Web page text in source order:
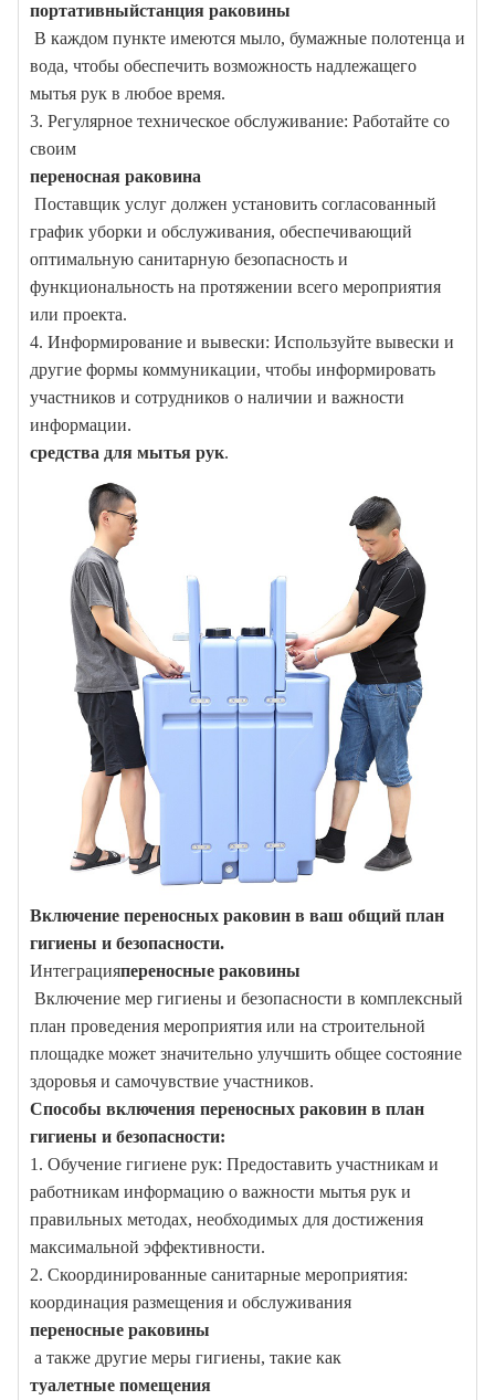
портативныйстанция раковины
В каждом пункте имеются мыло, бумажные полотенца и
вода, чтобы обеспечить возможность надлежащего
мытья рук в любое время.
3. Регулярное техническое обслуживание: Работайте со
своим
переносная раковина
Поставщик услуг должен установить согласованный
график уборки и обслуживания, обеспечивающий
оптимальную санитарную безопасность и
функциональность на протяжении всего мероприятия
или проекта.
4. Информирование и вывески: Используйте вывески и
другие формы коммуникации, чтобы информировать
участников и сотрудников о наличии и важности
информации.
средства для мытья рук.
Включение переносных раковин в ваш общий план
гигиены и безопасности.
Интеграцияпереносные раковины
Включение мер гигиены и безопасности в комплексный
план проведения мероприятия или на строительной
площадке может значительно улучшить общее состояние
здоровья и самочувствие участников.
Способы включения переносных раковин в план
гигиены и безопасности:
1. Обучение гигиене рук: Предоставить участникам и
работникам информацию о важности мытья рук и
правильных методах, необходимых для достижения
максимальной эффективности.
2. Скоординированные санитарные мероприятия:
координация размещения и обслуживания
переносные раковины
а также другие меры гигиены, такие как
туалетные помещения